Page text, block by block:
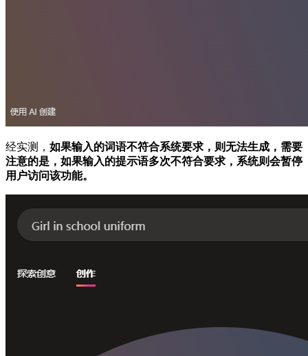
经实测， 如果输入的词语不符合系统要求，则无法生成，需要
注意的是，如果输入的提示语多次不符合要求，系统则会暂停
用户访问该功能。